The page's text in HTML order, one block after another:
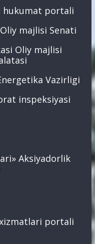
hukumat portali
majlisi Senati
Oliy majlisi
Vazirligi
inspeksiyasi
Aksiyadorlik
portali